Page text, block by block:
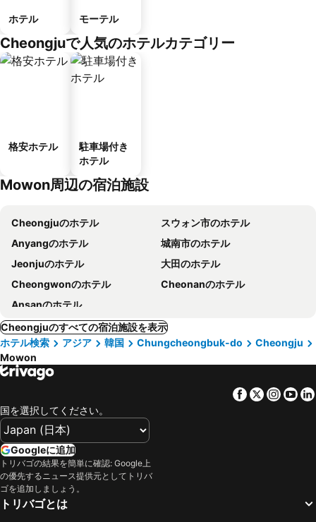
ホテル モーテル
Cheongjuで人気のホテルカテゴリー
格安ホテル
駐車場付き
ホテル
Mowon周辺の宿泊施設
Cheongjuのホテル
スウォン市のホテル
Anyangのホテル
城南市のホテル
Jeonjuのホテル
大田のホテル
Cheongwonのホテル
Cheonanのホテル
Ansanのホテル
Cheongjuのすべての宿泊施設を表示
ホテル検索
アジア 韓国 Chungcheongbuk-do
Cheongju
Mowon
Facebook
Twitter
国を選択してください。
Googleに追加
トリバゴの結果を簡単に確認: Google上
の優先するニュース提供元としてトリバ
ゴを追加しましょう。
トリバゴとは